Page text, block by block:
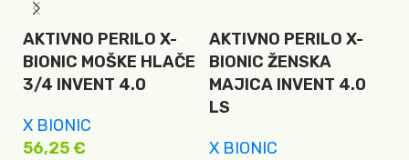
AKTIVNO PERILO X-
BIONIC MOŠKE HLAČE
3/4 INVENT 4.0
X BIONIC
56,25€
AKTIVNO PERILO X-
BIONIC ŽENSKA
MAJICA INVENT 4.0
LS
X BIONIC